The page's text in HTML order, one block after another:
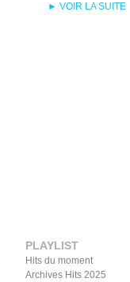
► VOIR LA SUITE
PLAYLIST
Hits du moment
Archives Hits 2025